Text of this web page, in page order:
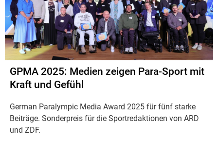
GPMA 2025: Medien zeigen Para-Sport mit
Kraft und Gefühl
German Paralympic Media Award 2025 für fünf starke
Beiträge. Sonderpreis für die Sportredaktionen von ARD
und ZDF.